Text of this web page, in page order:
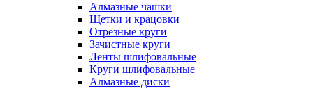
Алмазные чашки
Щетки и крацовки
Отрезные круги
Зачистные круги
Ленты шлифовальные
Круги шлифовальные
Алмазные диски